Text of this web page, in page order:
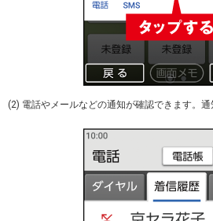
(2) 電話やメールなどの通知が確認できます。通